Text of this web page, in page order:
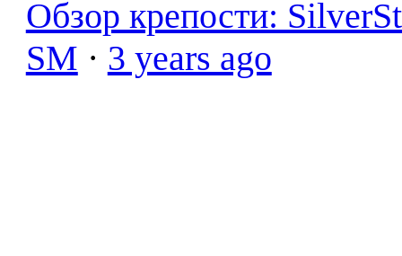
Обзор крепости:
SM · 3 years ago